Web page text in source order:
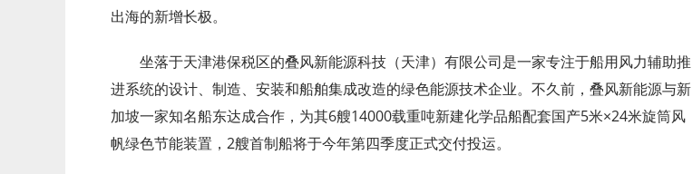
出海的新增长极。
坐落于天津港保税区的叠风新能源科技（天津）有限公司是一家专注于船用风力辅助推
进系统的设计、制造、安装和船舶集成改造的绿色能源技术企业。不久前，叠风新能源与新
加坡一家知名船东达成合作，为其6艘14000载重吨新建化学品船配套国产5米×24米旋筒风
帆绿色节能装置，2艘首制船将于今年第四季度正式交付投运。